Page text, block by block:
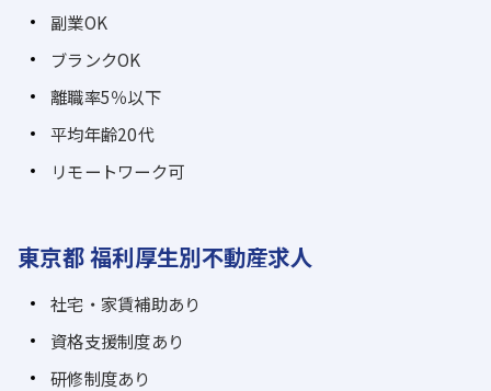
副業OK
ブランクOK
離職率5％以下
平均年齢20代
リモートワーク可
東京都 福利厚生別不動産求人
社宅・家賃補助あり
資格支援制度あり
研修制度あり